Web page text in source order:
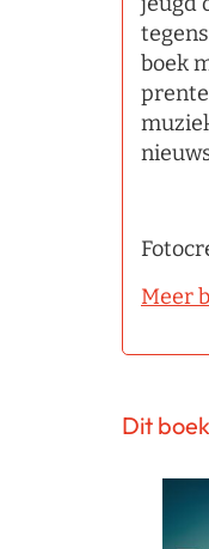
boek
Meer
Dit